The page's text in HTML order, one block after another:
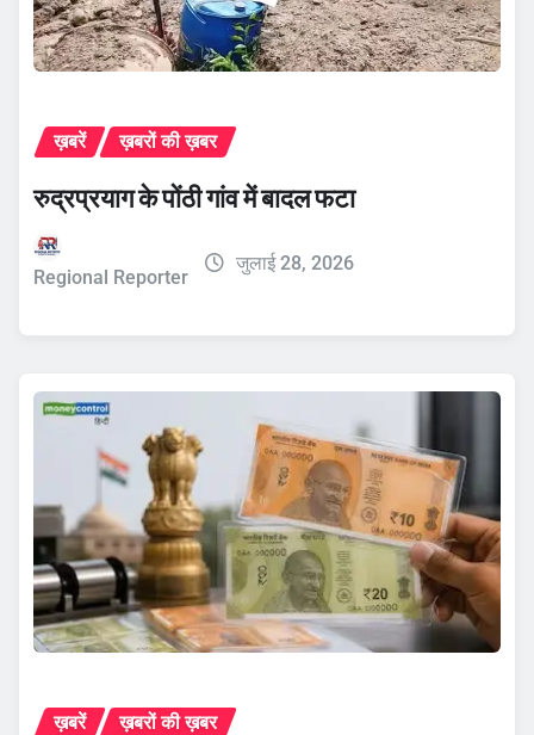
ख़बरें ख़बरों की ख़बर
रुद्रप्रयाग के पोंठी गांव में बादल फटा
Regional Reporter
जुलाई 28, 2026
ख़बरें ख़बरों की ख़बर